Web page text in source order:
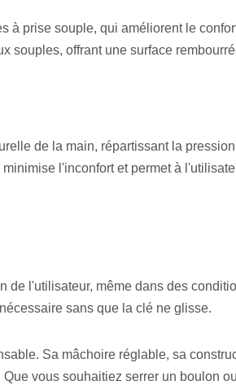
à prise souple, qui améliorent le
souples, offrant une surface
de la main, répartissant la
l'inconfort et permet à
l'utilisateur, même dans des
sans que la clé ne glisse.
Sa mâchoire réglable, sa
vous souhaitiez serrer un boulon